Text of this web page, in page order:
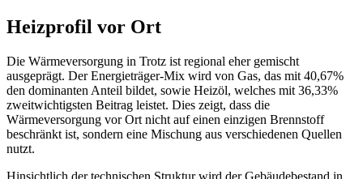
Heizprofil vor Ort
Die Wärmeversorgung in Trotz ist regional eher gemischt
ausgeprägt. Der Energieträger-Mix wird von Gas, das mit 40,67%
den dominanten Anteil bildet, sowie Heizöl, welches mit 36,33%
zweitwichtigsten Beitrag leistet. Dies zeigt, dass die
Wärmeversorgung vor Ort nicht auf einen einzigen Brennstoff
beschränkt ist, sondern eine Mischung aus verschiedenen Quellen
nutzt.
Hinsichtlich der technischen Struktur wird der Gebäudebestand in